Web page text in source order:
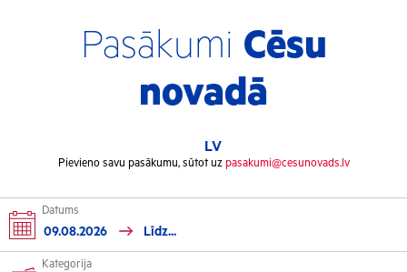
Pasākumi Cēsu
novadā
LV
Pievieno savu pasākumu, sūtot uz pasakumi@cesunovads.lv
Datums
Kategorija